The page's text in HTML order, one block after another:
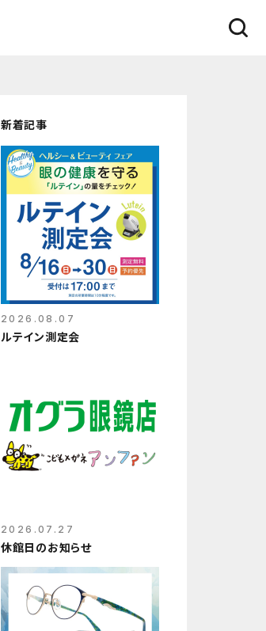
新着記事
2026.08.07
ルテイン測定会
2026.07.27
休館日のお知らせ